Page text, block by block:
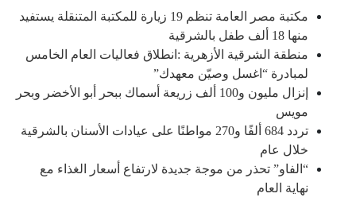
مكتبة مصر العامة تنظم 19 زيارة للمكتبة المتنقلة يستفيد
منها 18 ألف طفل بالشرقية
منطقة الشرقية الأزهرية :انطلاق فعاليات العام الخامس
لمبادرة “اغسل وصيّن معهدك”
إنزال مليون و100 ألف زريعة أسماك ببحر أبو الأخضر وبحر
مويس
تردد 684 ألفًا و270 مواطنًا على عيادات الأسنان بالشرقية
خلال عام
“الفاو” تحذر من موجة جديدة لارتفاع أسعار الغذاء مع
نهاية العام